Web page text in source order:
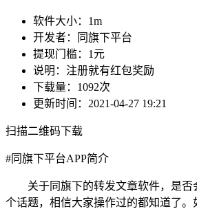
软件大小： 1m
开发者：
同旗下平台
提现门槛： 1元
说明： 注册就有红包奖励
下载量： 1092次
更新时间： 2021-04-27 19:21
扫描二维码下载
#同旗下平台APP简介
关于同旗下的转发文章软件，是
个话题，相信大家操作过的都知道了。